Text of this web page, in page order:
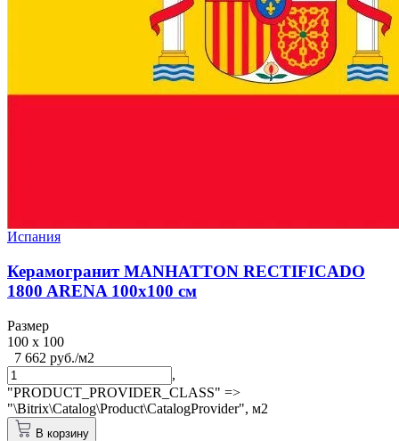
Испания
Керамогранит MANHATTON RECTIFICADO
1800 ARENA 100x100 см
Размер
100 x 100
7 662 руб./м2
,
"PRODUCT_PROVIDER_CLASS" =>
"\Bitrix\Catalog\Product\CatalogProvider", м2
В корзину